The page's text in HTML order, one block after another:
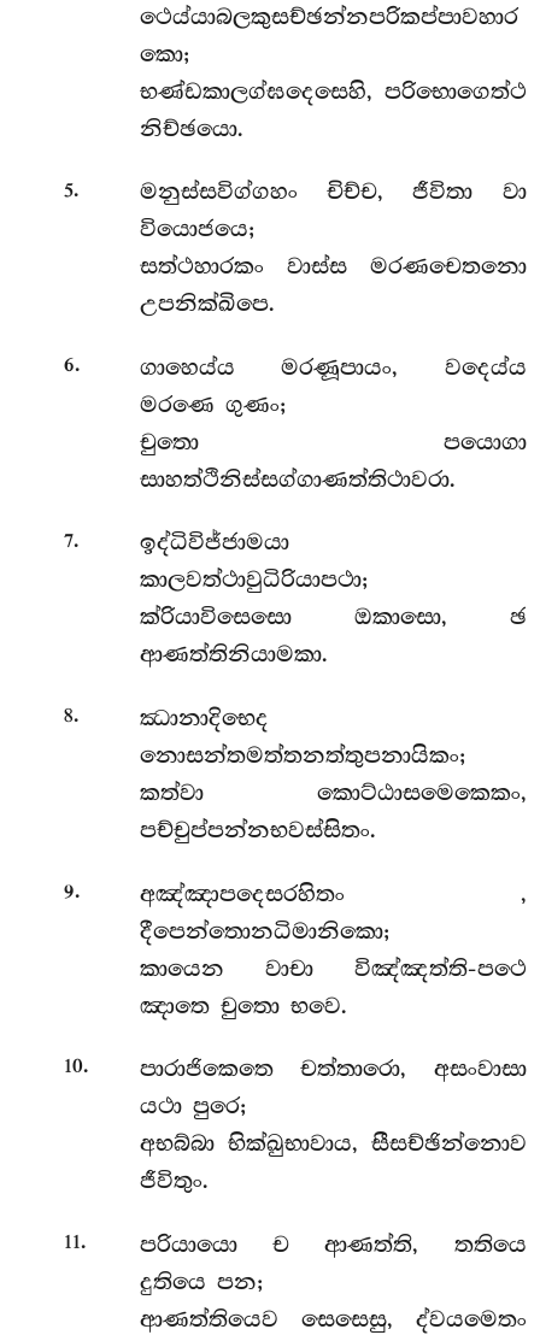
ථෙය්යාබලකුසච්ඡන්නපරිකප්පාවහාර
කො;
භණ්ඩකාලග්ඝදෙසෙහි, පරිභොගෙත්ථ
නිච්ඡයො.
5.
මනුස්සවිග්ගහං චිච්ච, ජීවිතා වා
වියොජයෙ;
සත්ථහාරකං වාස්ස මරණචෙතනො
උපනික්ඛිපෙ.
6.
ගාහෙය්ය මරණූපායං, වදෙය්ය
මරණෙ ගුණං;
චුතො පයොගා
සාහත්ථිනිස්සග්ගාණත්තිථාවරා.
7.
ඉද්ධිවිජ්ජාමයා
කාලවත්ථාවුධිරියාපථා;
ක්රියාවිසෙසො ඔකාසො, ඡ
ආණත්තිනියාමකා.
8.
ඣානාදිභෙද
නොසන්තමත්තනත්තුපනායිකං;
කත්වා කොට්ඨාසමෙකෙකං,
පච්චුප්පන්නභවස්සිතං.
9. අඤ්ඤාපදෙසරහිතං ,
දීපෙන්තොනධිමානිකො;
කායෙන වාචා විඤ්ඤත්ති-පථෙ
ඤාතෙ චුතො භවෙ.
10.
පාරාජිකෙතෙ චත්තාරො, අසංවාසා
යථා පුරෙ;
අභබ්බා භික්ඛුභාවාය, සීසච්ඡින්නොව
ජීවිතුං.
11.
පරියායො ච ආණත්ති, තතියෙ
දුතියෙ පන;
ආණත්තියෙව සෙසෙසු, ද්වයමෙතං